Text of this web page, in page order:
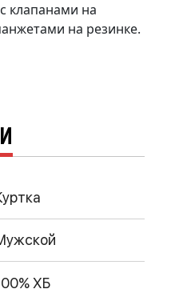
клапанами на
на резинке.
ХБ